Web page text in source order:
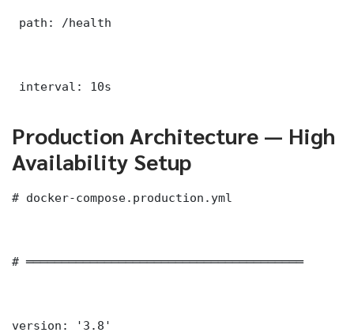
path: /health
interval: 10s
Production Architecture — High
Availability Setup
# docker-compose.production.yml
# ═══════════════════════════════════════
version: '3.8'